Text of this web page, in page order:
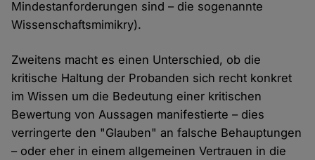
Mindestanforderungen sind – die sogenannte
Wissenschaftsmimikry).
Zweitens macht es einen Unterschied, ob die
kritische Haltung der Probanden sich recht konkret
im Wissen um die Bedeutung einer kritischen
Bewertung von Aussagen manifestierte – dies
verringerte den "Glauben" an falsche Behauptungen
– oder eher in einem allgemeinen Vertrauen in die